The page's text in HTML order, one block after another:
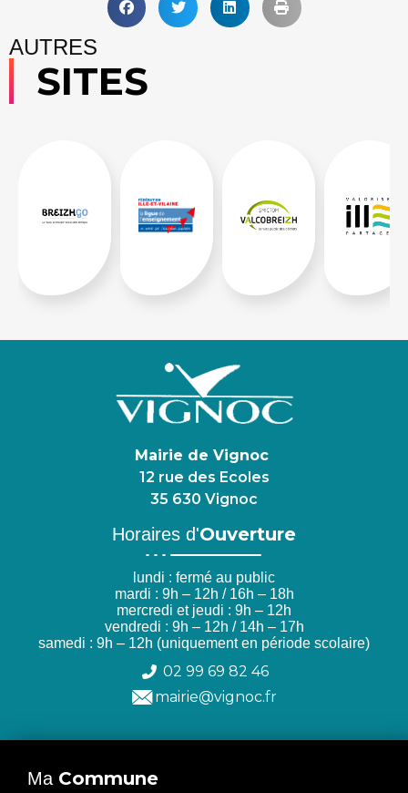
AUTRES
SITES
Mairie de Vignoc
12 rue des Ecoles
35 630 Vignoc
Horaires d'Ouverture
lundi : fermé au public
mardi : 9h – 12h / 16h – 18h
mercredi et jeudi : 9h – 12h
vendredi : 9h – 12h / 14h – 17h
samedi : 9h – 12h (uniquement en période scolaire)
02 99 69 82 46
mairie@vignoc.fr
Ma Commune